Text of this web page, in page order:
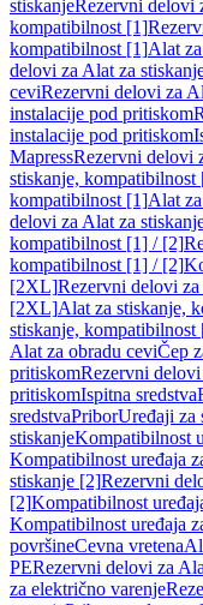
stiskanjeRezervni delovi
kompatibilnost [1]
kompatibilnost [1]Alat
delovi za Alat za
ceviRezervni delovi za
instalacije pod pritiskom
instalacije pod pritiskom
MapressRezervni delovi
stiskanje, kompatibilnost
kompatibilnost [1]Alat
delovi za Alat za
kompatibilnost [1] / [2]
kompatibilnost [1] / [2]
[2XL]Rezervni delovi
[2XL]Alat za stiskanje,
stiskanje, kompatibilnost
Alat za obradu ceviČep
pritiskomRezervni
pritiskomIspitna sredstva
sredstvaPriborUređaji za
stiskanjeKompatibilnost
Kompatibilnost uređaja
stiskanje [2]Rezervni
[2]Kompatibilnost
Kompatibilnost uređaja
površineCevna vretena
PERezervni delovi za
za električno varenje